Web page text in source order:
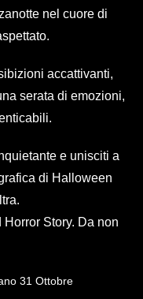
nel cuore di
accattivanti,
serata di emozioni,
e unisciti a
di Halloween
Horror Story. Da non